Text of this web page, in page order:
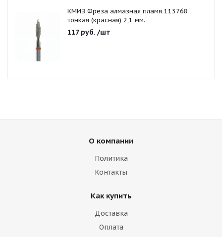
КМИЗ Фреза алмазная пламя 113768
тонкая (красная) 2,1 мм.
117руб. /шт
О компании
Политика
Контакты
Как купить
Доставка
Оплата